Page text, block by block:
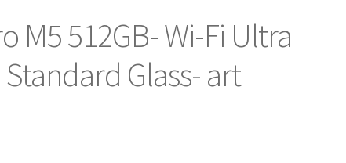
M5 512GB- Wi-Fi Ultra
Standard Glass- art